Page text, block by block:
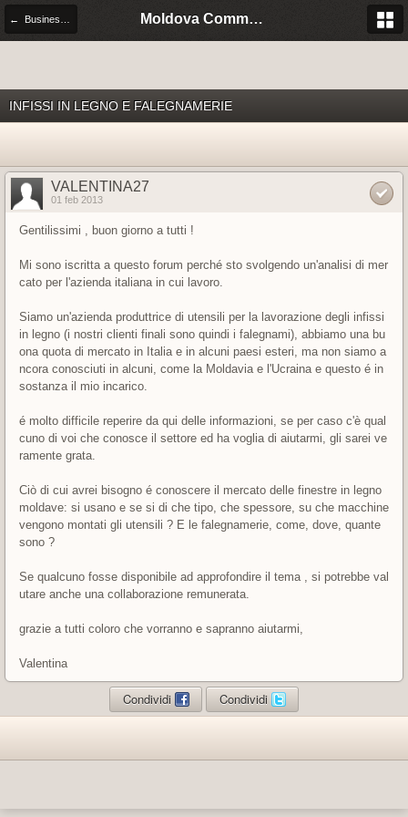
Moldova Community Italia
INFISSI IN LEGNO E FALEGNAMERIE
VALENTINA27
01 feb 2013
Gentilissimi , buon giorno a tutti !
Mi sono iscritta a questo forum perché sto svolgendo un'analisi di mer
cato per l'azienda italiana in cui lavoro.
Siamo un'azienda produttrice di utensili per la lavorazione degli infissi
in legno (i nostri clienti finali sono quindi i falegnami), abbiamo una bu
ona quota di mercato in Italia e in alcuni paesi esteri, ma non siamo a
ncora conosciuti in alcuni, come la Moldavia e l'Ucraina e questo é in
sostanza il mio incarico.
é molto difficile reperire da qui delle informazioni, se per caso c'è qual
cuno di voi che conosce il settore ed ha voglia di aiutarmi, gli sarei ve
ramente grata.
Ciò di cui avrei bisogno é conoscere il mercato delle finestre in legno
moldave: si usano e se si di che tipo, che spessore, su che macchine
vengono montati gli utensili ? E le falegnamerie, come, dove, quante
sono ?
Se qualcuno fosse disponibile ad approfondire il tema , si potrebbe val
utare anche una collaborazione remunerata.
grazie a tutti coloro che vorranno e sapranno aiutarmi,
Valentina
Condividi Condividi